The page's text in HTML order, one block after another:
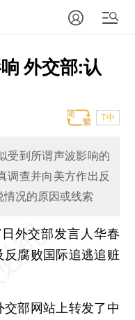
外交部:认
T中
受到所谓声波影响的
调查并向美方作出反
况的原因或线索
外交部发言人华春
腐败国际追逃追赃
部网站上转发了中